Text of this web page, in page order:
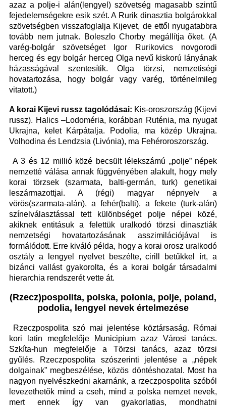
azaz a polje-i alán(lengyel) szövetség magasabb szintű
fejedelemségekre esik szét. A Rurik dinasztia bolgárokkal
szövetségben visszafoglalja Kijevet, de ettől nyugatabbra
tovább nem jutnak. Boleszlo Chorby megállítja őket. (A
varég-bolgár szövetséget Igor Rurikovics novgorodi
herceg és egy bolgár herceg Olga nevű kiskorú lányának
házasságával szentesítik. Olga törzsi, nemzetiségi
hovatartozása, hogy bolgár vagy varég, történelmileg
vitatott.)
A korai Kijevi russz tagolódásai: Kis-oroszország (Kijevi
russz). Halics –Lodoméria, korábban Ruténia, ma nyugat
Ukrajna, kelet Kárpátalja. Podolia, ma közép Ukrajna.
Volhodina és Lendzsia (Livónia), ma Fehéroroszország.
A 3 és 12 millió közé becsült lélekszámú „polje” népek
nemzetté válása annak függvényében alakult, hogy mely
korai törzsek (szarmata, balti-germán, turk) genetikai
leszármazottjai. A (régi) magyar népnyelv a
vörös(szarmata-alán), a fehér(balti), a fekete (turk-alán)
színelválasztással tett különbséget polje népei közé,
akiknek entitásuk a felettük uralkodó törzsi dinasztiák
nemzetségi hovatartozásának asszimilációjával is
formálódott. Erre kiváló példa, hogy a korai orosz uralkodó
osztály a lengyel nyelvet beszélte, cirill betűkkel írt, a
bizánci vallást gyakorolta, és a korai bolgár társadalmi
hierarchia rendszerét vette át.
(Rzecz)pospolita, polska, polonia, polje, poland,
podolia, lengyel nevek értelmezése
Rzeczpospolita szó mai jelentése köztársaság. Római
kori latin megfelelője Municipium azaz Városi tanács.
Szkíta-hun megfelelője a Törzsi tanács, azaz törzsi
gyűlés. Rzeczpospolita szószerinti jelentése a „népek
dolgainak” megbeszélése, közös döntéshozatal. Most ha
nagyon nyelvészkedni akarnánk, a rzeczpospolita szóból
levezethetők mind a cseh, mind a polska nemzet nevek,
mert ennek így van gyakorlatias, mondhatni